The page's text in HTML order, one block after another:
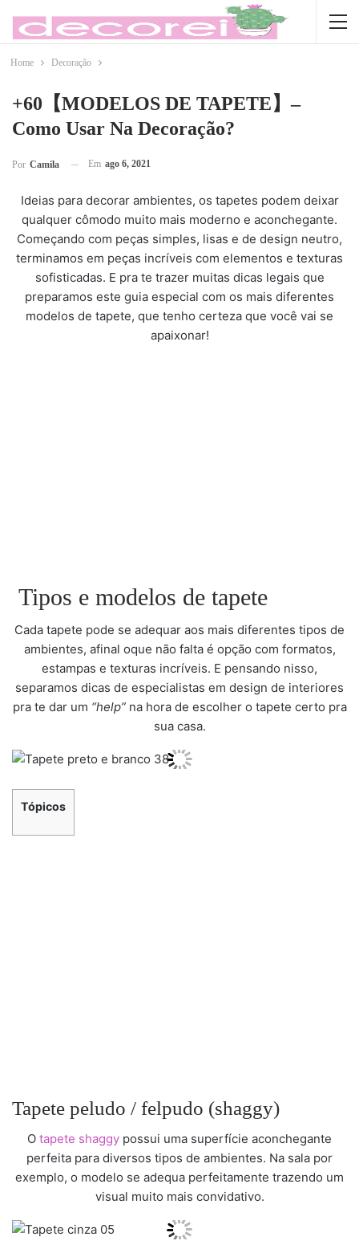
Home Decoração
+60【MODELOS DE TAPETE】–
Como Usar Na Decoração?
Por Camila Em ago 6, 2021
Ideias para decorar ambientes, os tapetes podem deixar
qualquer cômodo muito mais moderno e aconchegante.
Começando com peças simples, lisas e de design neutro,
terminamos em peças incríveis com elementos e texturas
sofisticadas. E pra te trazer muitas dicas legais que
preparamos este guia especial com os mais diferentes
modelos de tapete, que tenho certeza que você vai se
apaixonar!
Tipos e modelos de tapete
Cada tapete pode se adequar aos mais diferentes tipos de
ambientes, afinal oque não falta é opção com formatos,
estampas e texturas incríveis. E pensando nisso,
separamos dicas de especialistas em design de interiores
pra te dar um “help”na hora de escolher o tapete certo pra
sua casa.
Tópicos
Tapete peludo / felpudo (shaggy)
O tapete shaggy possui uma superfície aconchegante
perfeita para diversos tipos de ambientes. Na sala por
exemplo, o modelo se adequa perfeitamente trazendo um
visual muito mais convidativo.